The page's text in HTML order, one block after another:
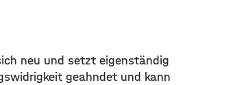
neu und setzt eigenständig
geahndet und kann